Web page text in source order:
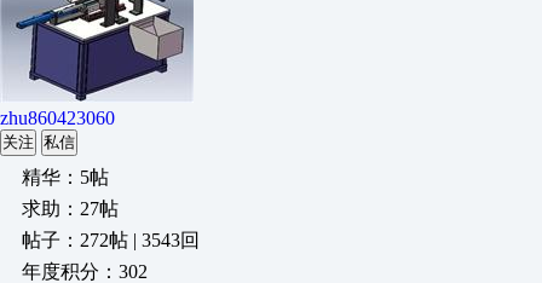
zhu860423060
关注 私信
精华：5帖
求助：27帖
帖子：272帖 | 3543回
年度积分：302